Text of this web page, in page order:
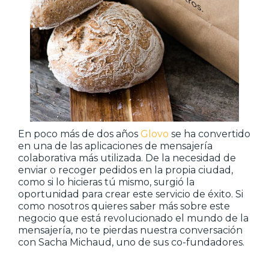
En poco más de dos años Glovo se ha convertido
en una de las aplicaciones de mensajería
colaborativa más utilizada. De la necesidad de
enviar o recoger pedidos en la propia ciudad,
como si lo hicieras tú mismo, surgió la
oportunidad para crear este servicio de éxito. Si
como nosotros quieres saber más sobre este
negocio que está revolucionado el mundo de la
mensajería, no te pierdas nuestra conversación
con Sacha Michaud, uno de sus co-fundadores.